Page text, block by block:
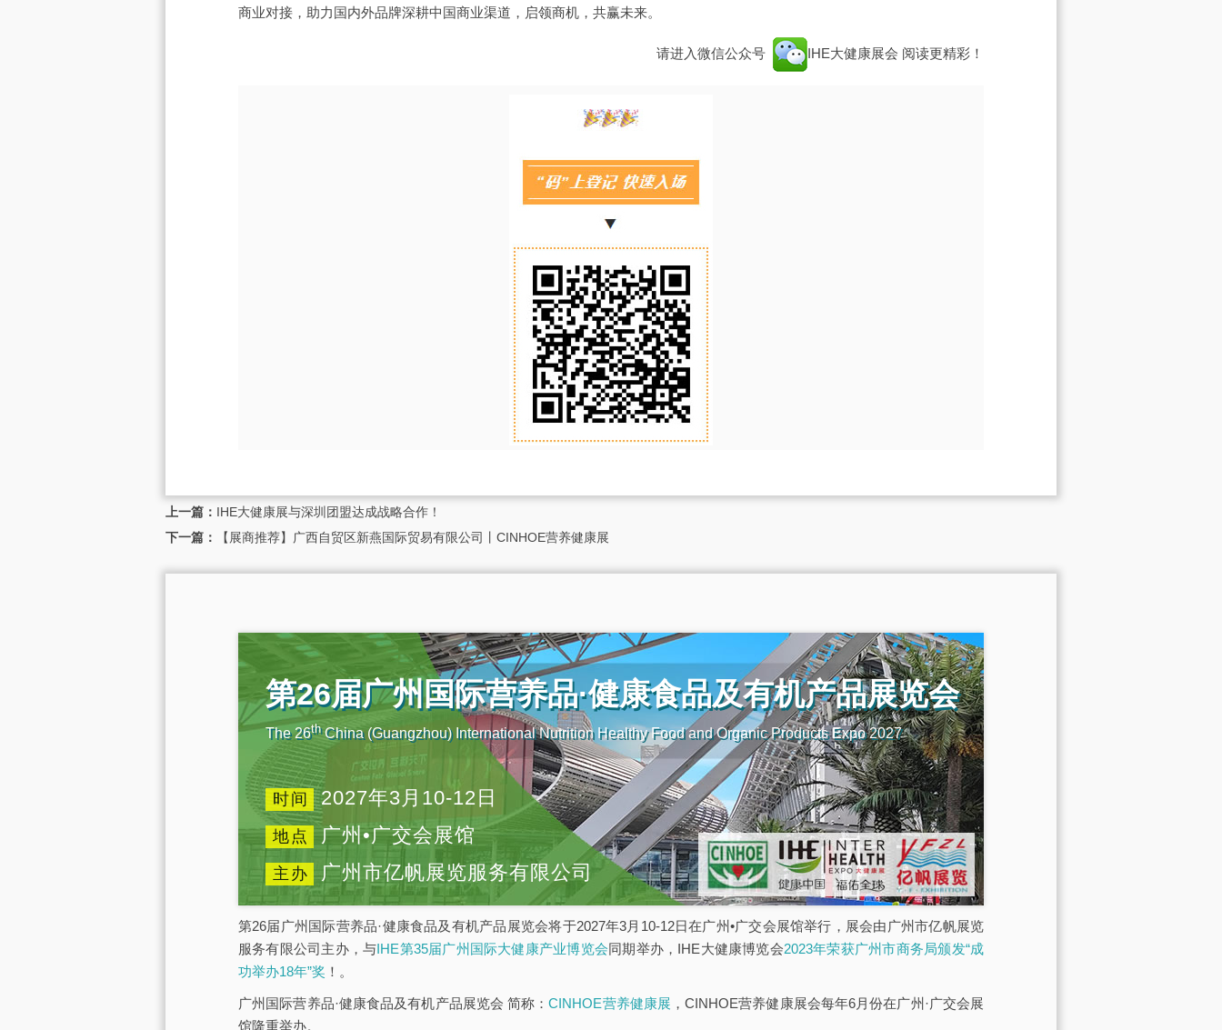
商业对接，助力国内外品牌深耕中国商业渠道，启领商机，共赢未来。
请进入微信公众号 IHE大健康展会 阅读更精彩！
上一篇： IHE大健康展与深圳团盟达成战略合作！
下一篇：
【展商推荐】广西自贸区新燕国际贸易有限公司丨CINHOE营养健康展
第26届广州国际营养品·健康食品及有机产品展览会
The 26thChina (Guangzhou) International Nutrition Healthy Food and Organic Products Expo 2027
时间 2027年3月10-12日
地点 广州•广交会展馆
主办 广州市亿帆展览服务有限公司
第26届广州国际营养品·健康食品及有机产品展览会将于2027年3月10-12日在广州•广交会展馆举行，展会由广州市亿帆展览
服务有限公司主办，与IHE第35届广州国际大健康产业博览会同期举办，IHE大健康博览会2023年荣获广州市商务局颁发“成
功举办18年”奖 ！。
广州国际营养品·健康食品及有机产品展览会 简称：CINHOE营养健康展 ，CINHOE营养健康展会每年6月份在广州·广交会展
馆隆重举办。